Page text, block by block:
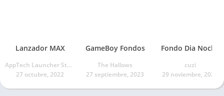
Lanzador MAX
AppTech Launcher Studios Inc.
27 octubre, 2022
GameBoy Fondos
The Hallows
27 septiembre, 2023
Fondo Dia Noche
cuzi
29 noviembre, 2022